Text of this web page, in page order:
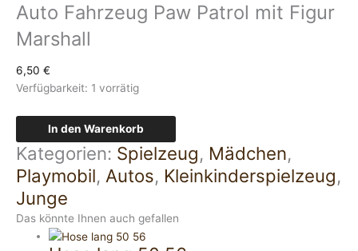
Auto Fahrzeug Paw Patrol mit Figur
Marshall
6,50 €
Verfügbarkeit: 1 vorrätig
In den Warenkorb
Kategorien: Spielzeug, Mädchen,
Playmobil, Autos, Kleinkinderspielzeug,
Junge
Das könnte Ihnen auch gefallen